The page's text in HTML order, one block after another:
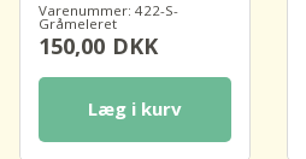
Varenummer: 422-S-
Gråmeleret
150,00DKK
Læg i kurv